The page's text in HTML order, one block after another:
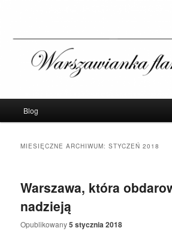
Warszawianka
Warszawie
główne
Przeskocz
Przeskocz
Blog
MIESIĘCZNE ARCHIWUM:STYCZEŃ 2018
Warszawa, która
nadzieją
Opublikowany5 stycznia 2018